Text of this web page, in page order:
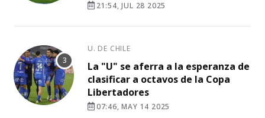
21:54, JUL 28 2025
U. DE CHILE
La "U" se aferra a la esperanza de
clasificar a octavos de la Copa
Libertadores
07:46, MAY 14 2025